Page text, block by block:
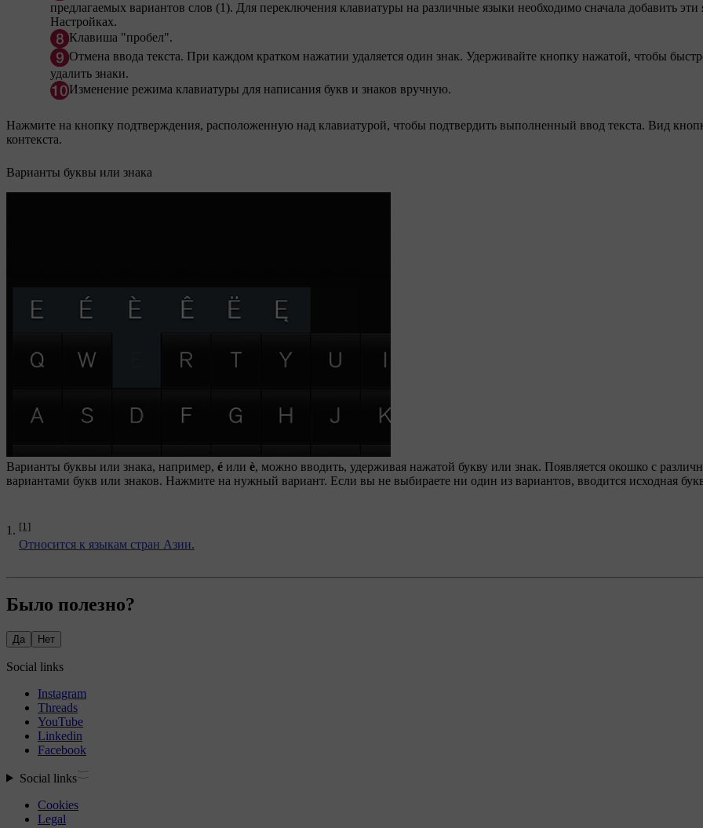
предлагаемых вариантов слов (1). Для переключения клавиатуры на различные языки необходимо сначала добавить эти
Настройках.
Клавиша "пробел".
Отмена ввода текста. При каждом кратком нажатии удаляется один знак. Удерживайте кнопку нажатой, чтобы
удалить знаки.
Изменение режима клавиатуры для написания букв и знаков вручную.
Нажмите на кнопку подтверждения, расположенную над клавиатурой, чтобы подтвердить выполненный ввод текста. Вид
контекста.
Варианты буквы или знака
Варианты буквы или знака, например, é или è, можно вводить, удерживая нажатой букву или знак. Появляется окошко с
вариантами букв или знаков. Нажмите на нужный вариант. Если вы не выбираете ни один из вариантов, вводится исходная
[1]
Относится к языкам стран Азии.
Было полезно?
Да Нет